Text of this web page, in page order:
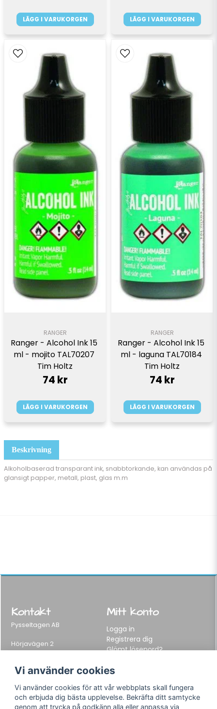
Beskrivning
Alkoholbaserad transparant ink, snabbtorkande, kan användas på
glansigt papper, metall, plast, glas m.m
LÄGG I VARUKORGEN LÄGG I VARUKORGEN
RANGER
Ranger - Alcohol Ink 15
ml - mojito TAL70207
Tim Holtz
74 kr
LÄGG I VARUKORGEN
RANGER
Ranger - Alcohol Ink 15
ml - laguna TAL70184
Tim Holtz
74 kr
LÄGG I VARUKORGEN
Kontakt
Pysseltagen AB
Hörjavägen 2
282 34 Tyringe, Sweden
E-post:info@pysseltagen.se
Mitt konto
Logga in
Registrera dig
Glömt lösenord?
Info Följ oss
Vi använder cookies
Vi använder cookies för att vår webbplats skall fungera
och erbjuda dig bästa upplevelse. Bekräfta ditt samtycke
genom att trycka på godkänn alla eller anpassa via